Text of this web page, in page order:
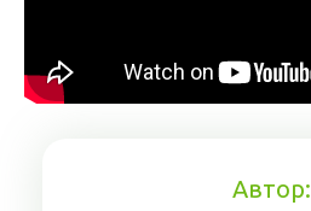
Автор: